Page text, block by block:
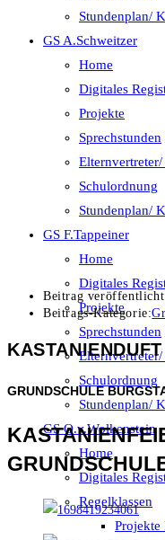
Stundenplan/
GS A.Schweitzer
Home
Digitales
Projekte
Sprechstunden
Schulordnung
Stundenplan/
GS F.Tappeiner
Home
Digitales
Projekte
Sprechstunden
Schulordnung
Stundenplan/
GS O.v.Wolkenstein
Home
Digitales
Regelklassen
Projekte
Beitrag
Beitrags-Kategorie:
GRUNDSCHULE